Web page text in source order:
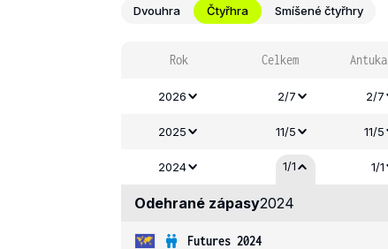
Dvouhra Čtyřhra Smíšené čtyřhry
Rok Celkem Antuka
2026 2/7 2/7
2025 11/5 11/5
2024 1/1 1/1
Odehrané zápasy2024
Futures 2024